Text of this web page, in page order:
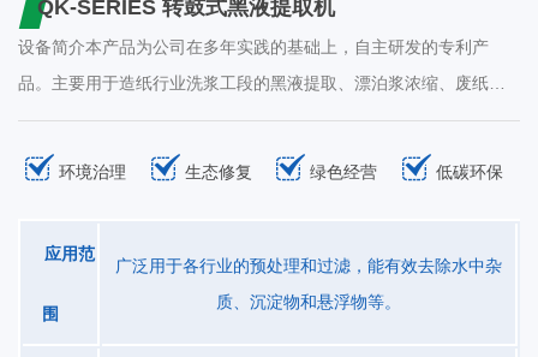
QK-SERIES 转鼓式黑液提取机
设备简介本产品为公司在多年实践的基础上，自主研发的专利产
品。主要用于造纸行业洗浆工段的黑液提取、漂泊浆浓缩、废纸热
分散前的提 浓。化纤浆粕行业的黑液提取、洗涤、浓缩、印染等行
业的固液分离。 1、黑液提取率高：黑液提取率单级达到75%，二级
同生产规模螺旋挤浆机的1/6，年单机节约电费二十多万元； 4、投
资少、安装简单、操作方便、无噪音、维修量少。技术参数型号QK-
环境治理 生态修复 绿色经营 低碳环保
应用范
围
广泛用于各行业的预处理和过滤，能有效去除水中杂
质、沉淀物和悬浮物等。